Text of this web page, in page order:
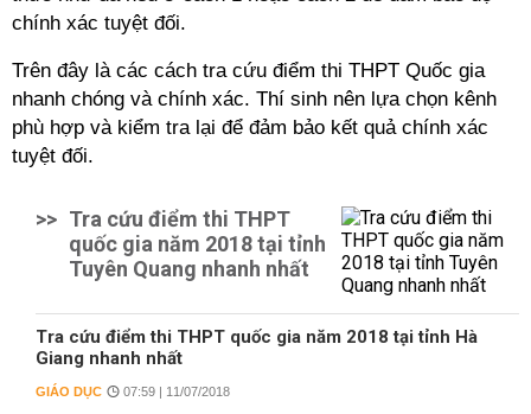
chính xác tuyệt đối.
Trên đây là các cách tra cứu điểm thi THPT Quốc gia
nhanh chóng và chính xác. Thí sinh nên lựa chọn kênh
phù hợp và kiểm tra lại để đảm bảo kết quả chính xác
tuyệt đối.
>> Tra cứu điểm thi THPT
quốc gia năm 2018 tại tỉnh
Tuyên Quang nhanh nhất
Tra cứu điểm thi THPT quốc gia năm 2018 tại tỉnh Hà
Giang nhanh nhất
GIÁO DỤC 07:59 | 11/07/2018